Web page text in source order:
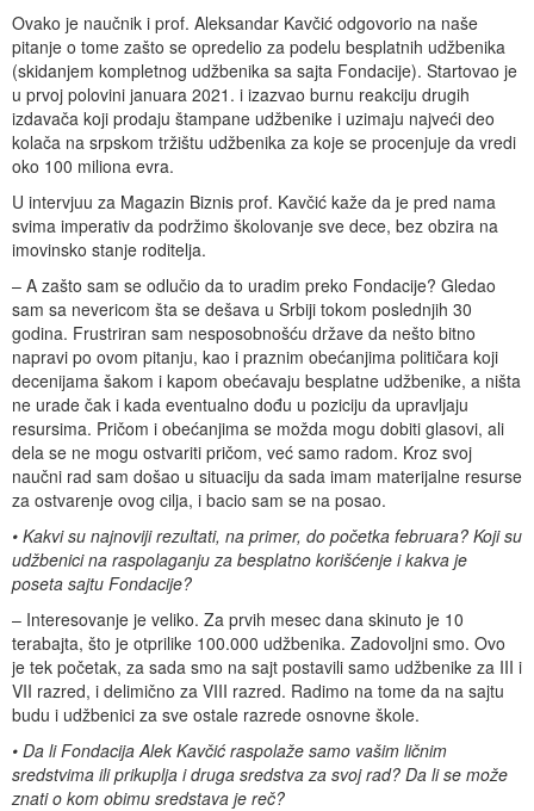
Ovako je naučnik i prof. Aleksandar Kavčić odgovorio na naše
pitanje o tome zašto se opredelio za podelu besplatnih udžbenika
(skidanjem kompletnog udžbenika sa sajta Fondacije). Startovao je
u prvoj polovini januara 2021. i izazvao burnu reakciju drugih
izdavača koji prodaju štampane udžbenike i uzimaju najveći deo
kolača na srpskom tržištu udžbenika za koje se procenjuje da vredi
oko 100 miliona evra.
U intervjuu za Magazin Biznis prof. Kavčić kaže da je pred nama
svima imperativ da podržimo školovanje sve dece, bez obzira na
imovinsko stanje roditelja.
– A zašto sam se odlučio da to uradim preko Fondacije? Gledao
sam sa nevericom šta se dešava u Srbiji tokom poslednjih 30
godina. Frustriran sam nesposobnošću države da nešto bitno
napravi po ovom pitanju, kao i praznim obećanjima političara koji
decenijama šakom i kapom obećavaju besplatne udžbenike, a ništa
ne urade čak i kada eventualno dođu u poziciju da upravljaju
resursima. Pričom i obećanjima se možda mogu dobiti glasovi, ali
dela se ne mogu ostvariti pričom, već samo radom. Kroz svoj
naučni rad sam došao u situaciju da sada imam materijalne resurse
za ostvarenje ovog cilja, i bacio sam se na posao.
• Kakvi su najnoviji rezultati, na primer, do početka februara? Koji su
udžbenici na raspolaganju za besplatno korišćenje i kakva je
poseta sajtu Fondacije?
– Interesovanje je veliko. Za prvih mesec dana skinuto je 10
terabajta, što je otprilike 100.000 udžbenika. Zadovoljni smo. Ovo
je tek početak, za sada smo na sajt postavili samo udžbenike za III i
VII razred, i delimično za VIII razred. Radimo na tome da na sajtu
budu i udžbenici za sve ostale razrede osnovne škole.
• Da li Fondacija Alek Kavčić raspolaže samo vašim ličnim
sredstvima ili prikuplja i druga sredstva za svoj rad? Da li se može
znati o kom obimu sredstava je reč?